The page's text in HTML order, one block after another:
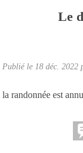
Le
Publié le 18 déc. 2022
la randonnée est